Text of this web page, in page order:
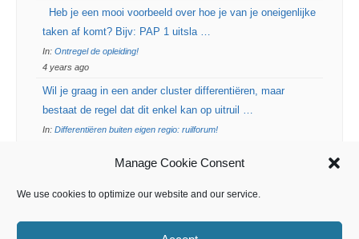
Manage Cookie Consent
We use cookies to optimize our website and our service.
Heb je een mooi voorbeeld over hoe je van je oneigenlijke
taken af komt? Bijv: PAP 1 uitsla …
In: Ontregel de opleiding!
4 years ago
Wil je graag in een ander cluster differentiëren, maar
bestaat de regel dat dit enkel kan op uitruil …
In: Differentiëren buiten eigen regio: ruilforum!
Vanuit de VAGO werkgroep Netwerk & Organisatie zoeken
wij naar mooie projecten mbt samenwerking …
4 years ago